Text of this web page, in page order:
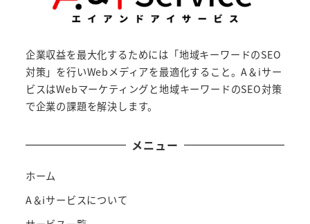
企業収益を最大化するためには「地域キーワードのSEO
対策」を行いWebメディアを最適化すること。A＆iサー
ビスはWebマーケティングと地域キーワードのSEO対策
で企業の課題を解決します。
メニュー
ホーム
A＆iサービスについて